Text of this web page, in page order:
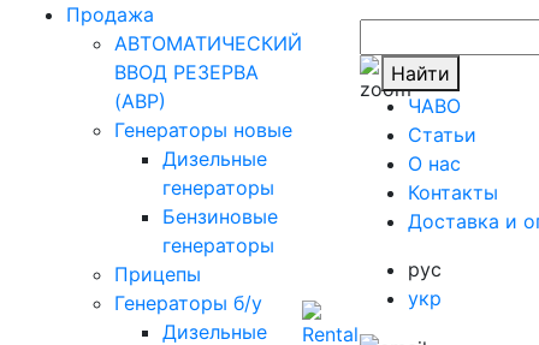
Продажа
АВТОМАТИЧЕСКИЙ
ВВОД РЕЗЕРВА
(АВР)
Генераторы новые
Дизельные
генераторы
Бензиновые
генераторы
Прицепы
Генераторы б/у
Дизельные
Найти
ЧАВО
Cтатьи
O нас
Контакты
Доставка и
рус
укр